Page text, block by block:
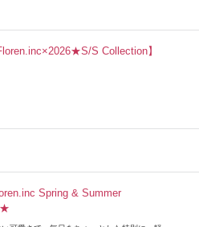
S Collection】
Spring & Summer